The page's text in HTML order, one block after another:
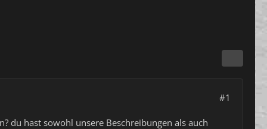
#1
du hast sowohl unsere Beschreibungen als auch